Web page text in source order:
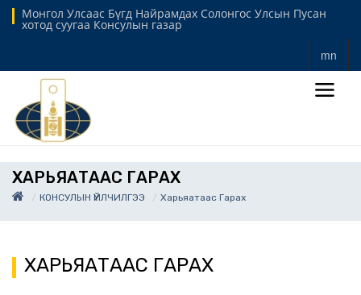
Монгол Улсаас Бүгд Найрамдах Солонгос Улсын Пусан
хотод суугаа Консулын газар
mn
ХАРЬЯАТААС ГАРАХ
КОНСУЛЫН ҮЙЛЧИЛГЭЭ Харьяатаас Гарах
ХАРЬЯАТААС ГАРАХ